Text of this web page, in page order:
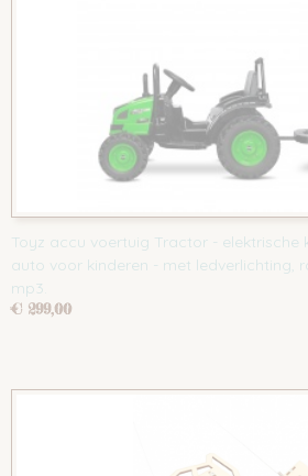
Toyz accu voertuig Tractor - elektrische
auto voor kinderen - met ledverlichting,
mp3.
€ 299,00